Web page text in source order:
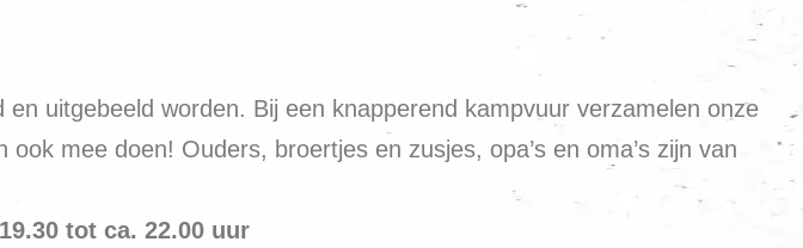
uitgebeeld worden. Bij een knapperend kampvuur verzamelen onze
mee doen! Ouders, broertjes en zusjes, opa’s en oma’s zijn van
tot ca. 22.00 uur